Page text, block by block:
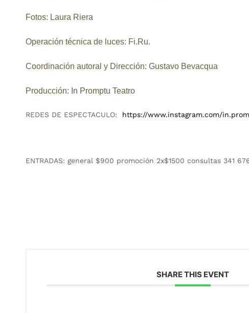
Fotos: Laura Riera
Operación técnica de luces: Fi.Ru.
Coordinación autoral y Dirección: Gustavo Bevacqua
Producción: In Promptu Teatro
REDES DE ESPECTACULO: https://www.instagram.com/
ENTRADAS: general $900 promoción 2x$1500 consultas 341
SHARE THIS EVENT